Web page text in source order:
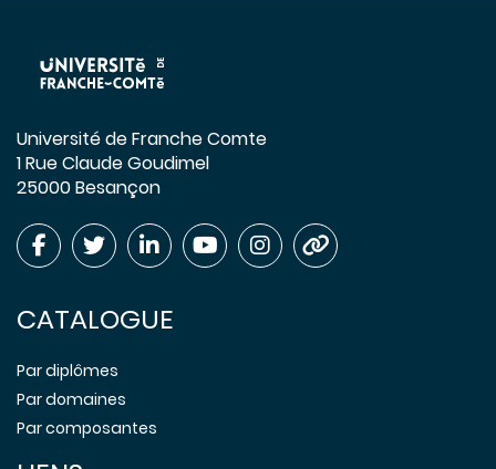
Université de Franche Comte
1 Rue Claude Goudimel
25000 Besançon
CATALOGUE
Par diplômes
Par domaines
Par composantes